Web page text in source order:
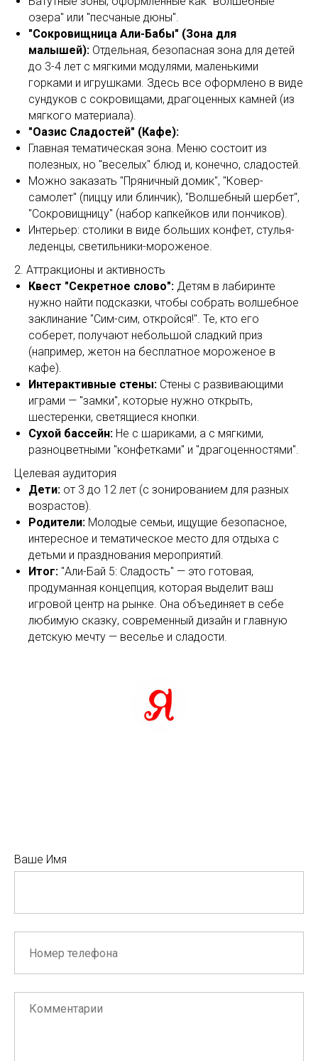
озера" или "песчаные дюны".
"Сокровищница Али-Бабы" (Зона для
малышей): Отдельная, безопасная зона для детей
до 3-4 лет с мягкими модулями, маленькими
горками и игрушками. Здесь все оформлено в виде
сундуков с сокровищами, драгоценных камней (из
мягкого материала).
"Оазис Сладостей" (Кафе):
Главная тематическая зона. Меню состоит из
полезных, но "веселых" блюд и, конечно, сладостей.
Можно заказать "Пряничный домик", "Ковер-
самолет" (пиццу или блинчик), "Волшебный шербет",
"Сокровищницу" (набор капкейков или пончиков).
Интерьер: столики в виде больших конфет, стулья-
леденцы, светильники-мороженое.
2. Аттракционы и активность
Квест "Секретное слово": Детям в лабиринте
нужно найти подсказки, чтобы собрать волшебное
заклинание "Сим-сим, откройся!". Те, кто его
соберет, получают небольшой сладкий приз
(например, жетон на бесплатное мороженое в
кафе).
Интерактивные стены: Стены с развивающими
играми — "замки", которые нужно открыть,
шестеренки, светящиеся кнопки.
Сухой бассейн: Не с шариками, а с мягкими,
разноцветными "конфетками" и "драгоценностями".
Целевая аудитория
Дети: от 3 до 12 лет (с зонированием для разных
возрастов).
Родители: Молодые семьи, ищущие безопасное,
интересное и тематическое место для отдыха с
детьми и празднования мероприятий.
Итог: "Али-Бай 5: Сладость" — это готовая,
продуманная концепция, которая выделит ваш
игровой центр на рынке. Она объединяет в себе
любимую сказку, современный дизайн и главную
детскую мечту — веселье и сладости.
Ваше Имя